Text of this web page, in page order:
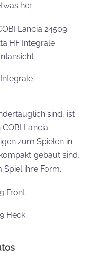
her.
sind, ist
Lancia
zum Spielen in
gebaut sind,
ihre Form.